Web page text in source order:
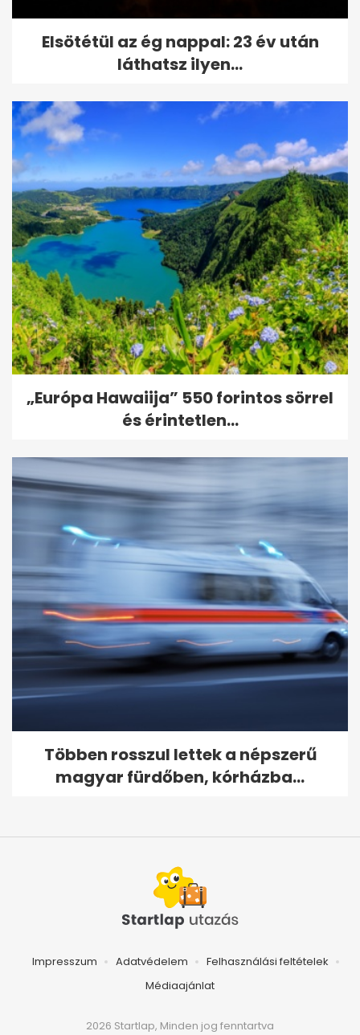
Elsötétül az ég nappal: 23 év után
láthatsz ilyen...
„Európa Hawaiija” 550 forintos sörrel
és érintetlen...
Többen rosszul lettek a népszerű
magyar fürdőben, kórházba...
Impresszum Adatvédelem
Felhasználási feltételek
Médiaajánlat
2026 Startlap, Minden jog fenntartva